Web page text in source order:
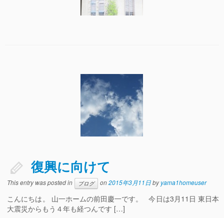
復興に向けて
This entry was posted in ブログ on2015年3月11日byyama1homeuser
こんにちは。 山一ホームの前田慶一です。 今日は3月11日 東日本
大震災からもう４年も経つんです […]